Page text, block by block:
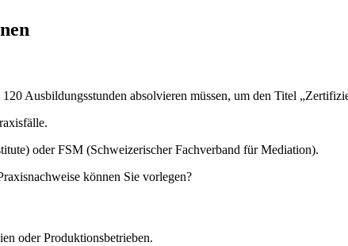
Ausbildungsstunden absolvieren müssen, um den Titel
oder FSM (Schweizerischer Fachverband für Mediation).
können Sie vorlegen?
oder Produktionsbetrieben.